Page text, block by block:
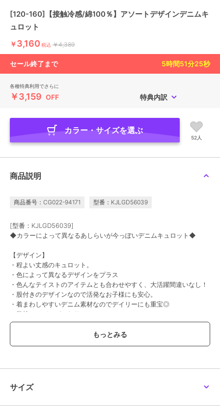
[120-160]【接触冷感/綿100％】アソートデザインデニムキ
ュロット
￥3,160 税込 ￥4,389
セール終了まで 5時間51分24秒
各種特典利用でさらに
￥3,159 OFF 特典内訳
カラー・サイズを選ぶ
52人
商品説明
商品番号：CG022-94171 型番：KJLGD56039
[型番：KJLGD56039]
◆カラーによって異なるあしらいが今っぽいデニムキュロット◆
【デザイン】
・程よい丈感のキュロット。
・色によって異なるデザインをプラス
・色んなテイストのアイテムとも合わせやすく、大活躍間違いなし！
・股付きのデザインなので活発なお子様にも安心。
・着まわしやすいデニム素材なのでデイリーにも重宝◎
・学校コーデにぴったり。
【素材】
サイズ